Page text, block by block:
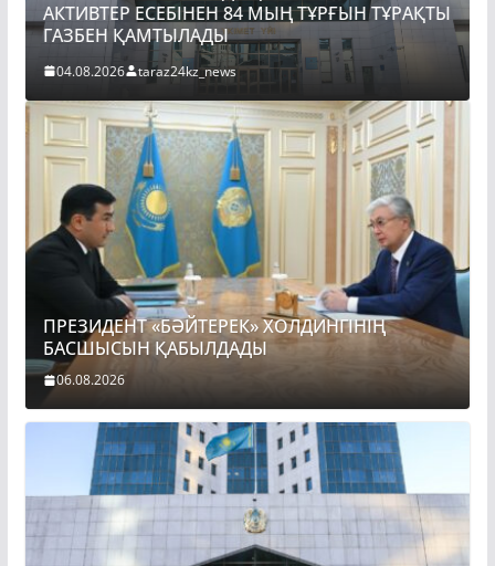
АКТИВТЕР ЕСЕБІНЕН 84 МЫҢ ТҰРҒЫН ТҰРАҚТЫ
ГАЗБЕН ҚАМТЫЛАДЫ
04.08.2026 taraz24kz_news
ПРЕЗИДЕНТ «БӘЙТЕРЕК» ХОЛДИНГІНІҢ
БАСШЫСЫН ҚАБЫЛДАДЫ
06.08.2026